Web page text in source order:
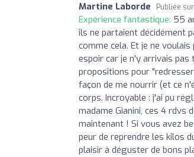
Martine Laborde Publiée sur
Expérience fantastique: 55
ils ne partaient décidément
comme cela. Et je ne
espoir car je n'y arrivais pas
propositions pour
façon de me nourrir (et ce
corps. Incroyable : j'ai pu
madame Gianini, ces 4 rdvs
maintenant ! Si vous avez
peur de reprendre les kilos
plaisir à déguster de bons